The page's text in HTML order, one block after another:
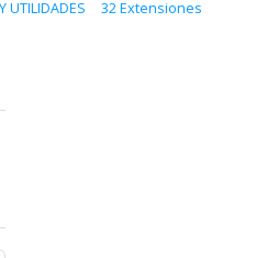
UTILIDADES
32 Extensiones